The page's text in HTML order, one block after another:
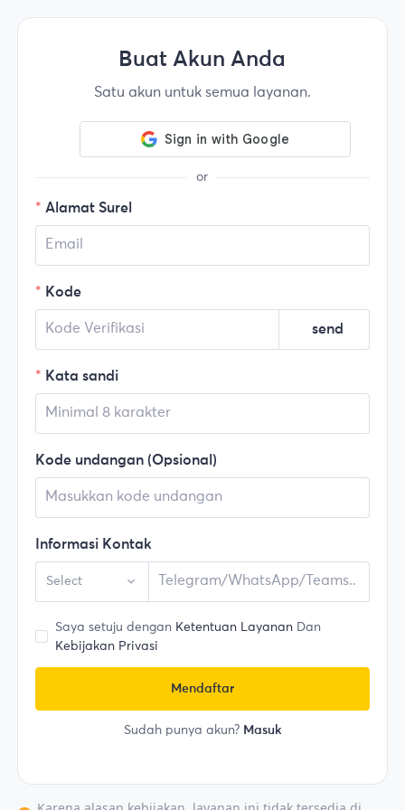
Buat Akun Anda
Satu akun untuk semua layanan.
or
Alamat Surel
Kode
send
Kata sandi
Kode undangan (Opsional)
Informasi Kontak
Select
Saya setuju dengan Ketentuan Layanan Dan
Kebijakan Privasi
Mendaftar
Sudah punya akun? Masuk